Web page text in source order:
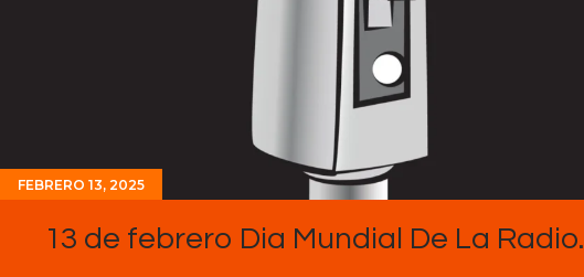
FEBRERO 13, 2025
13 de febrero Dia Mundial De La Radio.